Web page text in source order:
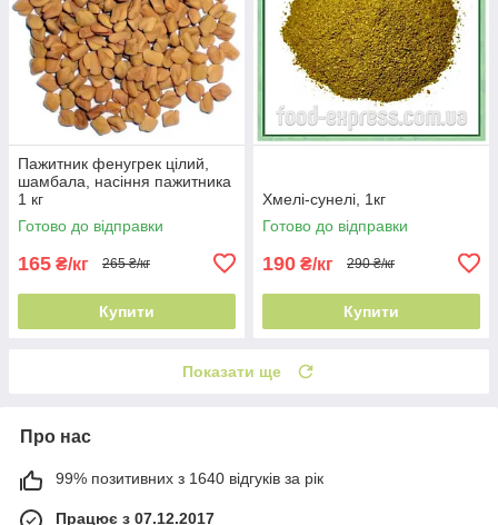
Пажитник фенугрек цілий,
шамбала, насіння пажитника
1 кг
Готово до відправки
165 ₴/кг 265 ₴/кг
Купити
Хмелі-сунелі, 1кг
Готово до відправки
190 ₴/кг 290 ₴/кг
Купити
Показати ще
Про нас
99% позитивних з 1640 відгуків за рік
Працює з 07.12.2017